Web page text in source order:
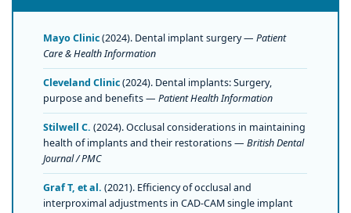
Mayo Clinic(2024). Dental implant surgery — Patient
Care & Health Information
Cleveland Clinic(2024). Dental implants: Surgery,
purpose and benefits — Patient Health Information
Stilwell C. (2024). Occlusal considerations in maintaining
health of implants and their restorations — British Dental
Journal / PMC
Graf T, et al. (2021). Efficiency of occlusal and
interproximal adjustments in CAD-CAM single implant